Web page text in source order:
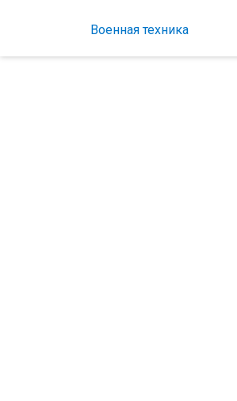
Военная техника